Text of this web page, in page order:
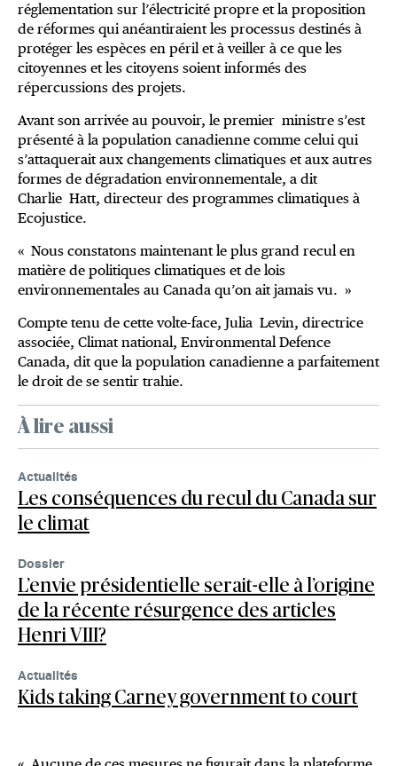
réglementation sur l’électricité propre et la proposition
de réformes qui anéantiraient les processus destinés à
protéger les espèces en péril et à veiller à ce que les
citoyennes et les citoyens soient informés des
répercussions des projets.
Avant son arrivée au pouvoir, le premier ministre s’est
présenté à la population canadienne comme celui qui
s’attaquerait aux changements climatiques et aux autres
formes de dégradation environnementale, a dit
Charlie Hatt, directeur des programmes climatiques à
Ecojustice.
« Nous constatons maintenant le plus grand recul en
matière de politiques climatiques et de lois
environnementales au Canada qu’on ait jamais vu. »
Compte tenu de cette volte-face, Julia Levin, directrice
associée, Climat national, Environmental Defence
Canada, dit que la population canadienne a parfaitement
le droit de se sentir trahie.
À lire aussi
Actualités
Les conséquences du recul du Canada sur
le climat
Dossier
L’envie présidentielle serait-elle à l’origine
de la récente résurgence des articles
Henri VIII?
Actualités
Kids taking Carney government to court